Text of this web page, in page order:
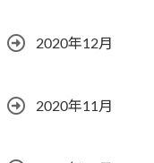
2020年12月
2020年11月